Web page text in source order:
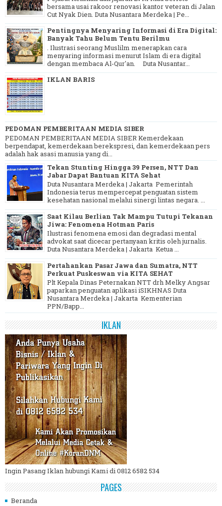
bersama usai rakoor renovasi kantor veteran di Jalan
Cut Nyak Dien. Duta Nusantara Merdeka | Pe...
Pentingnya Menyaring Informasi di Era Digital:
Banyak Tahu Belum Tentu Berilmu
. Ilustrasi seorang Muslilm menerapkan cara
menyaring informasi menurut Islam di era digital
dengan membaca Al-Qur'an. Duta Nusantar...
IKLAN BARIS
PEDOMAN PEMBERITAAN MEDIA SIBER
PEDOMAN PEMBERITAAN MEDIA SIBER Kemerdekaan
berpendapat, kemerdekaan berekspresi, dan kemerdekaan pers
adalah hak asasi manusia yang di...
Tekan Stunting Hingga 39 Persen, NTT Dan
Jabar Dapat Bantuan KITA Sehat
Duta Nusantara Merdeka | Jakarta Pemerintah
Indonesia terus mempercepat penguatan sistem
kesehatan nasional melalui sinergi lintas negara. ...
Saat Kilau Berlian Tak Mampu Tutupi Tekanan
Jiwa: Fenomena Hotman Paris
Ilustrasi fenomena emosi dan degradasi mental
advokat saat dicecar pertanyaan kritis oleh jurnalis.
Duta Nusantara Merdeka | Jakarta Ketua ...
Pertahankan Pasar Jawa dan Sumatra, NTT
Perkuat Puskeswan via KITA SEHAT
Plt Kepala Dinas Peternakan NTT drh Melky Angsar
paparkan penguatan aplikasi iSIKHNAS Duta
Nusantara Merdeka | Jakarta Kementerian
PPN/Bapp...
IKLAN
Ingin Pasang Iklan hubungi Kami di 0812 6582 534
PAGES
Beranda